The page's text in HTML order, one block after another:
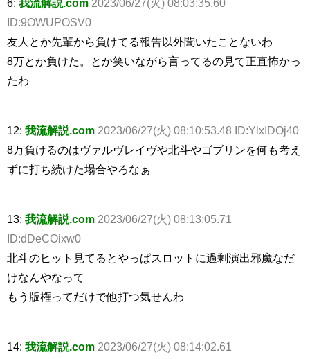
6: 我流解説.com 2023/06/27(火) 08:03:35.60
ID:9OWUPOSV0
友人とか先輩から負けてる報告以外聞いたことないわ
8万とか負けた。とか笑いながら言ってるの見て正直怖かっ
たわ
12: 我流解説.com 2023/06/27(火) 08:10:53.48 ID:YlxIDOj40
8万負けるのはヴァルヴレイヴや北斗やゴブリンを何も考え
ずに打ち続けた場合やろなぁ
13: 我流解説.com 2023/06/27(火) 08:13:05.71
ID:dDeCOixw0
北斗のヒット見てるとやっぱスロットに過剰演出邪魔なだ
けなんやなって
もう版権ってだけで他打つ気せんわ
14: 我流解説.com 2023/06/27(火) 08:14:02.61